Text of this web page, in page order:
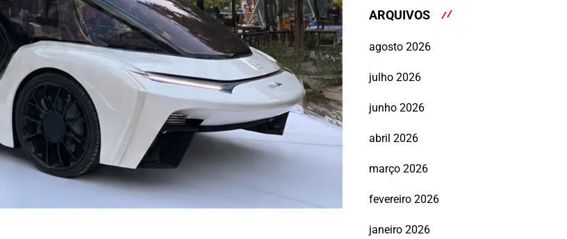
ARQUIVOS
agosto 2026
julho 2026
junho 2026
abril 2026
março 2026
fevereiro 2026
janeiro 2026